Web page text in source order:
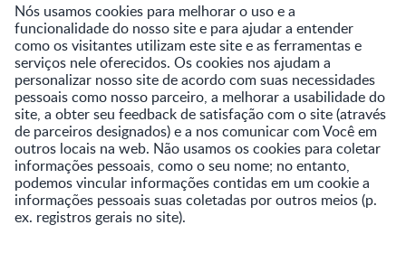
Nós usamos cookies para melhorar o uso e a
funcionalidade do nosso site e para ajudar a entender
como os visitantes utilizam este site e as ferramentas e
serviços nele oferecidos. Os cookies nos ajudam a
personalizar nosso site de acordo com suas necessidades
pessoais como nosso parceiro, a melhorar a usabilidade do
site, a obter seu feedback de satisfação com o site (através
de parceiros designados) e a nos comunicar com Você em
outros locais na web. Não usamos os cookies para coletar
informações pessoais, como o seu nome; no entanto,
podemos vincular informações contidas em um cookie a
informações pessoais suas coletadas por outros meios (p.
ex. registros gerais no site).